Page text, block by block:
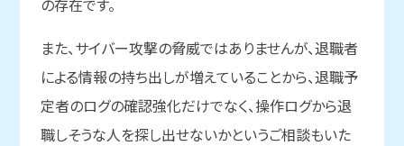
また、サイバー攻撃の脅威ではありませんが、退職者
による情報の持ち出しが増えていることから、退職予
定者のログの確認強化だけでなく、操作ログから退
職しそうな人を探し出せないかというご相談もいた